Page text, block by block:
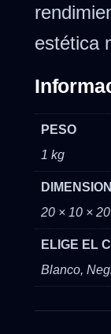
estética
PESO
1 kg
20 × 10 ×
ELIGE EL
Blanco,